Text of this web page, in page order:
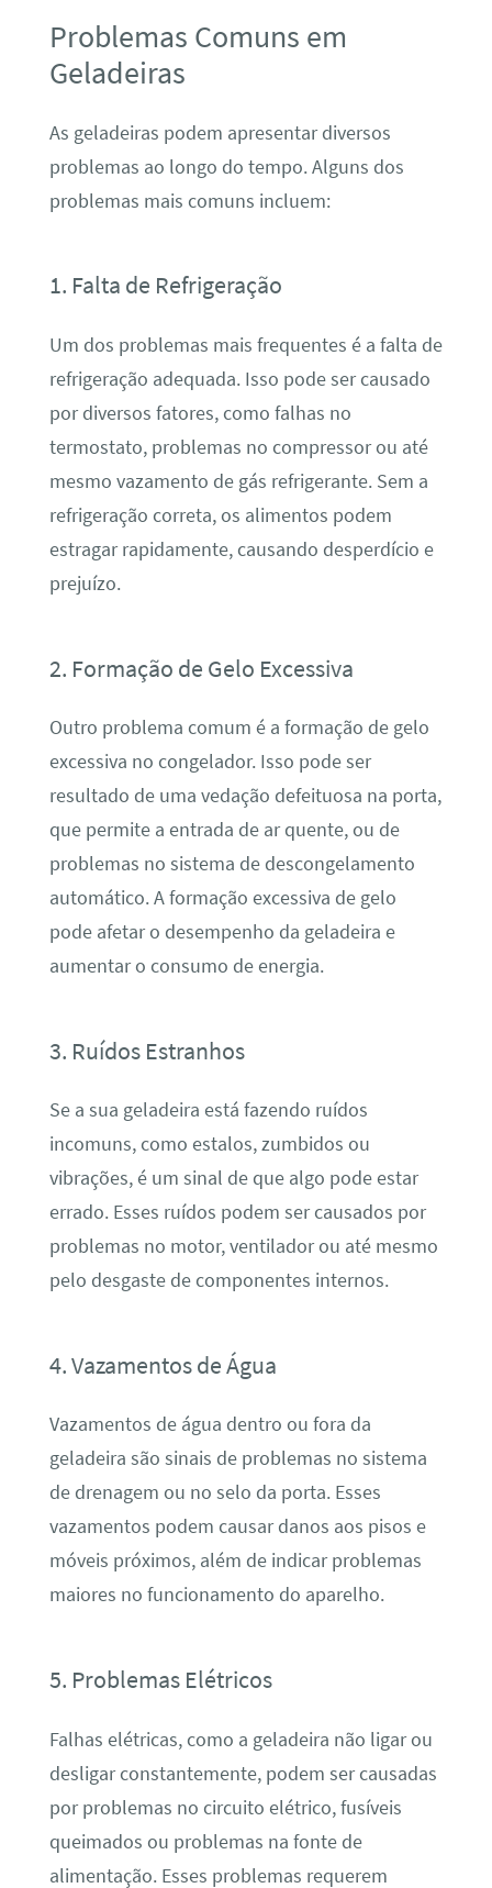
Problemas Comuns em
Geladeiras
As geladeiras podem apresentar diversos
problemas ao longo do tempo. Alguns dos
problemas mais comuns incluem:
1. Falta de Refrigeração
Um dos problemas mais frequentes é a falta de
refrigeração adequada. Isso pode ser causado
por diversos fatores, como falhas no
termostato, problemas no compressor ou até
mesmo vazamento de gás refrigerante. Sem a
refrigeração correta, os alimentos podem
estragar rapidamente, causando desperdício e
prejuízo.
2. Formação de Gelo Excessiva
Outro problema comum é a formação de gelo
excessiva no congelador. Isso pode ser
resultado de uma vedação defeituosa na porta,
que permite a entrada de ar quente, ou de
problemas no sistema de descongelamento
automático. A formação excessiva de gelo
pode afetar o desempenho da geladeira e
aumentar o consumo de energia.
3. Ruídos Estranhos
Se a sua geladeira está fazendo ruídos
incomuns, como estalos, zumbidos ou
vibrações, é um sinal de que algo pode estar
errado. Esses ruídos podem ser causados por
problemas no motor, ventilador ou até mesmo
pelo desgaste de componentes internos.
4. Vazamentos de Água
Vazamentos de água dentro ou fora da
geladeira são sinais de problemas no sistema
de drenagem ou no selo da porta. Esses
vazamentos podem causar danos aos pisos e
móveis próximos, além de indicar problemas
maiores no funcionamento do aparelho.
5. Problemas Elétricos
Falhas elétricas, como a geladeira não ligar ou
desligar constantemente, podem ser causadas
por problemas no circuito elétrico, fusíveis
queimados ou problemas na fonte de
alimentação. Esses problemas requerem